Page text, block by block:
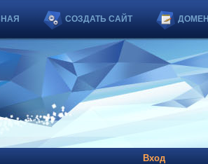
СОЗДАТЬ САЙТ
Вход